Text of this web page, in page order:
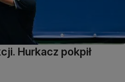
Hurkacz pokpił